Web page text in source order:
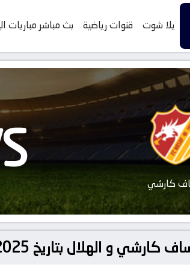
يلا شوت قنوات رياضية بث مباشر مباريات
كارشي
2025-09-29 في دوري آسيا, دوري أبطال آسيا للنخبة